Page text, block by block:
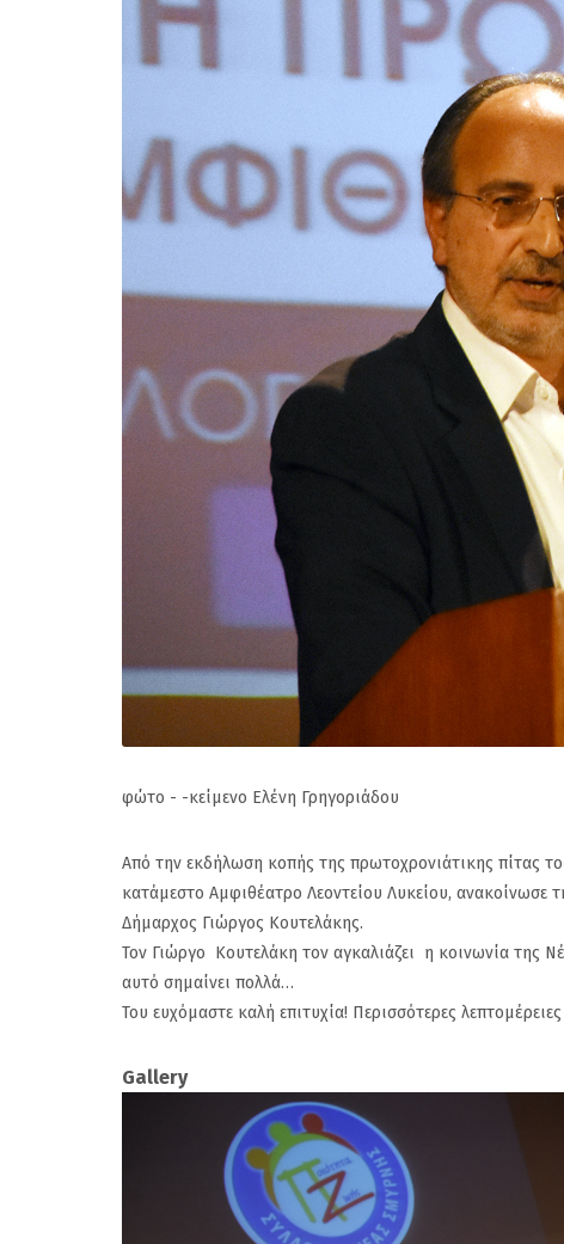
φώτο - -κείμενο Ελένη Γρηγοριάδου
Από την εκδήλωση κοπής της πρωτοχρονιάτικης
κατάμεστο Αμφιθέατρο Λεοντείου Λυκείου,
Δήμαρχος Γιώργος Κουτελάκης.
Τον Γιώργο Κουτελάκη τον αγκαλιάζει η κοινωνία της
αυτό σημαίνει πολλά…
Του ευχόμαστε καλή επιτυχία! Περισσότερες
Gallery